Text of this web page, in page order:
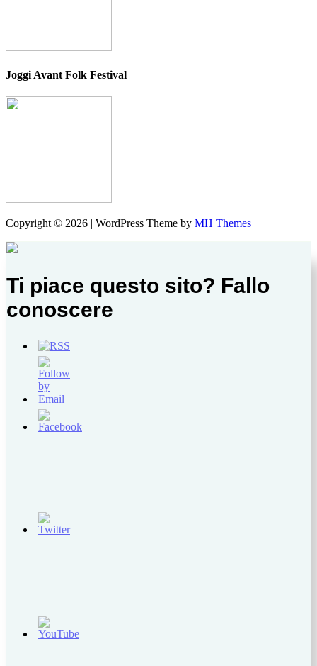
Joggi Avant Folk Festival
Copyright © 2026 | WordPress Theme by MH Themes
Ti piace questo sito? Fallo
conoscere